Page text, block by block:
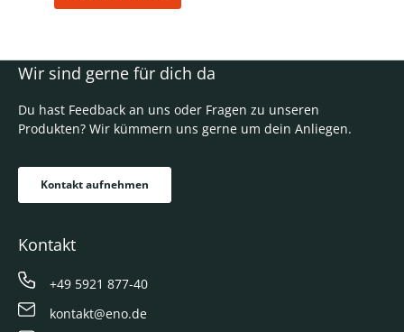
Wir sind gerne für dich da
Du hast Feedback an uns oder Fragen zu unseren
Produkten? Wir kümmern uns gerne um dein Anliegen.
Kontakt aufnehmen
Kontakt
+49 5921 877-40
kontakt@eno.de